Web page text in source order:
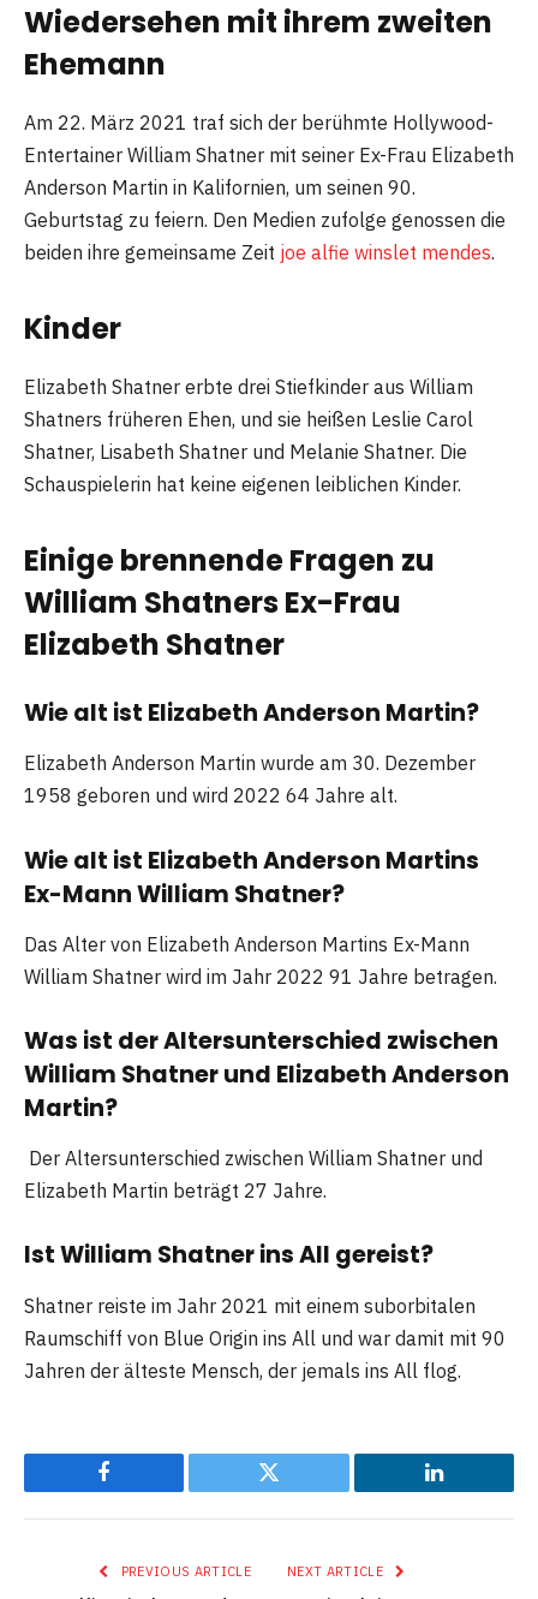
Wiedersehen mit ihrem zweiten
Ehemann
Am 22. März 2021 traf sich der berühmte Hollywood-
Entertainer William Shatner mit seiner Ex-Frau Elizabeth
Anderson Martin in Kalifornien, um seinen 90.
Geburtstag zu feiern. Den Medien zufolge genossen die
beiden ihre gemeinsame Zeit joe alfie winslet mendes.
Kinder
Elizabeth Shatner erbte drei Stiefkinder aus William
Shatners früheren Ehen, und sie heißen Leslie Carol
Shatner, Lisabeth Shatner und Melanie Shatner. Die
Schauspielerin hat keine eigenen leiblichen Kinder.
Einige brennende Fragen zu
William Shatners Ex-Frau
Elizabeth Shatner
Wie alt ist Elizabeth Anderson Martin?
Elizabeth Anderson Martin wurde am 30. Dezember
1958 geboren und wird 2022 64 Jahre alt.
Wie alt ist Elizabeth Anderson Martins
Ex-Mann William Shatner?
Das Alter von Elizabeth Anderson Martins Ex-Mann
William Shatner wird im Jahr 2022 91 Jahre betragen.
Was ist der Altersunterschied zwischen
William Shatner und Elizabeth Anderson
Martin?
Der Altersunterschied zwischen William Shatner und
Elizabeth Martin beträgt 27 Jahre.
Ist William Shatner ins All gereist?
Shatner reiste im Jahr 2021 mit einem suborbitalen
Raumschiff von Blue Origin ins All und war damit mit 90
Jahren der älteste Mensch, der jemals ins All flog.
Facebook Twitter LinkedIn
PREVIOUS ARTICLE NEXT ARTICLE